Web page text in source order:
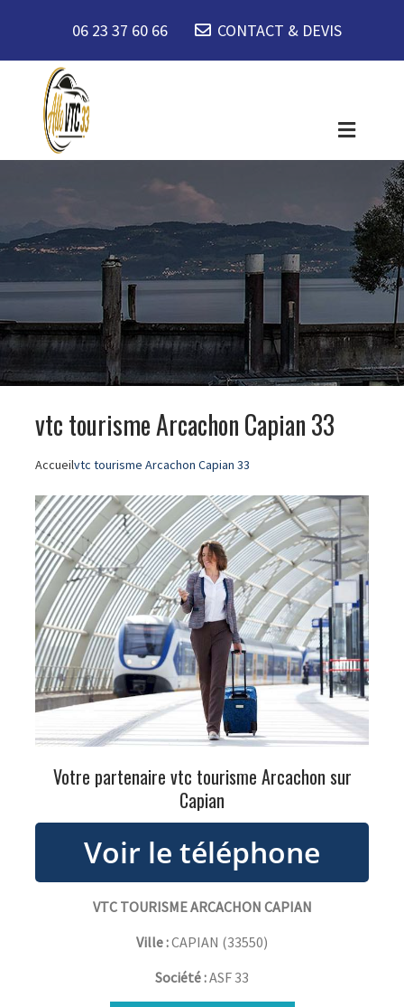
06 23 37 60 66 CONTACT & DEVIS
vtc tourisme Arcachon Capian 33
Accueilvtc tourisme Arcachon Capian 33
Votre partenaire vtc tourisme Arcachon sur
Capian
VTC TOURISME ARCACHON CAPIAN
Ville :CAPIAN (33550)
Société :ASF 33